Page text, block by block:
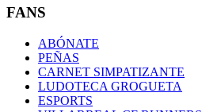
FANS
ABÓNATE
PEÑAS
CARNET SIMPATIZANTE
LUDOTECA GROGUETA
ESPORTS